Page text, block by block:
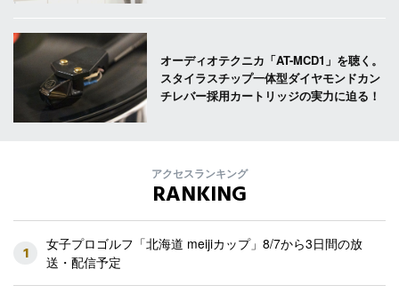
オーディオテクニカ「AT-MCD1」を聴く。
スタイラスチップ一体型ダイヤモンドカン
チレバー採用カートリッジの実力に迫る！
アクセスランキング
RANKING
1
女子プロゴルフ「北海道 meijiカップ」8/7から3日間の放
送・配信予定